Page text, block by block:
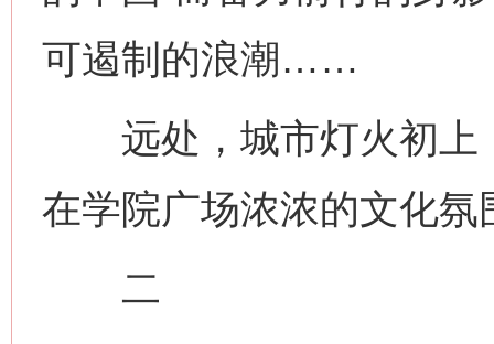
可遏制的浪潮……
远处，城市灯火初上
在学院广场浓浓的文化氛
二